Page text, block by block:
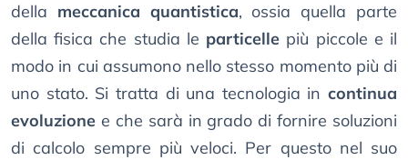
della meccanica quantistica, ossia quella parte
della fisica che studia le particelle più piccole e il
modo in cui assumono nello stesso momento più di
uno stato. Si tratta di una tecnologia in continua
evoluzione e che sarà in grado di fornire soluzioni
di calcolo sempre più veloci. Per questo nel suo